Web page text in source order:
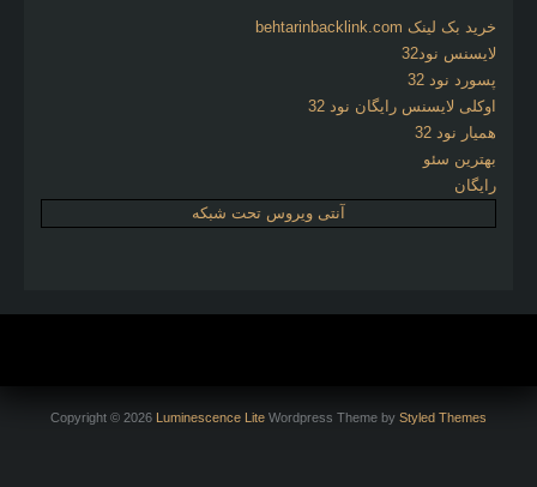
خرید بک لینک behtarinbacklink.com
لایسنس نود32
پسورد نود 32
اوکلی لایسنس رایگان نود 32
همیار نود 32
بهترین سئو
رایگان
آنتی ویروس تحت شبکه
Copyright © 2026 Luminescence Lite Wordpress Theme by Styled Themes